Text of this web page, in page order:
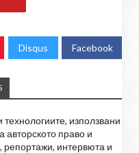
Disqus Facebook
използвани
авторското право и
репортажи, интервюта и